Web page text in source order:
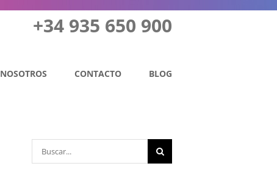
+34 935 650 900
NOSOTROS CONTACTO BLOG